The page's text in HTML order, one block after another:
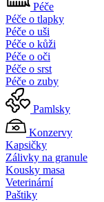
Péče
Péče o tlapky
Péče o uši
Péče o kůži
Péče o oči
Péče o srst
Péče o zuby
Pamlsky
Konzervy
Kapsičky
Zálivky na granule
Kousky masa
Veterinární
Paštiky